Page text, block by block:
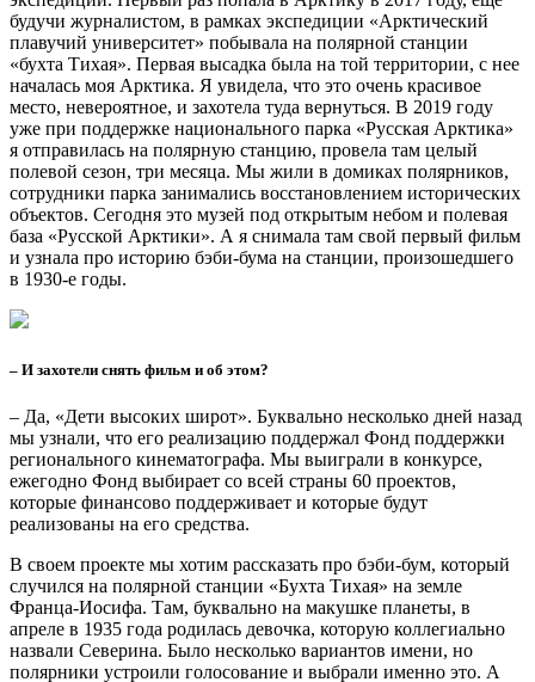
Деликатесы не для всех
Еда чукчей и эскимосов
Треску трескать
Саамская национальная кухня
Туризм Смотреть все
Этнография в Арктике: подборка для путешественника
Где познакомиться с коренными народами Севера
Туристу на заметку
Правила арктического путешественника
Музейные ценности
Экскурсия по главным экспозициям арктических регионов
Языки Смотреть все
Будь добр
Видеоинтервью с вепсянкой Анной Анхимовой
Я из эвенов. А ты кто?
Видеоинтервью Нины Игнатенко
Стихи – поющие слова